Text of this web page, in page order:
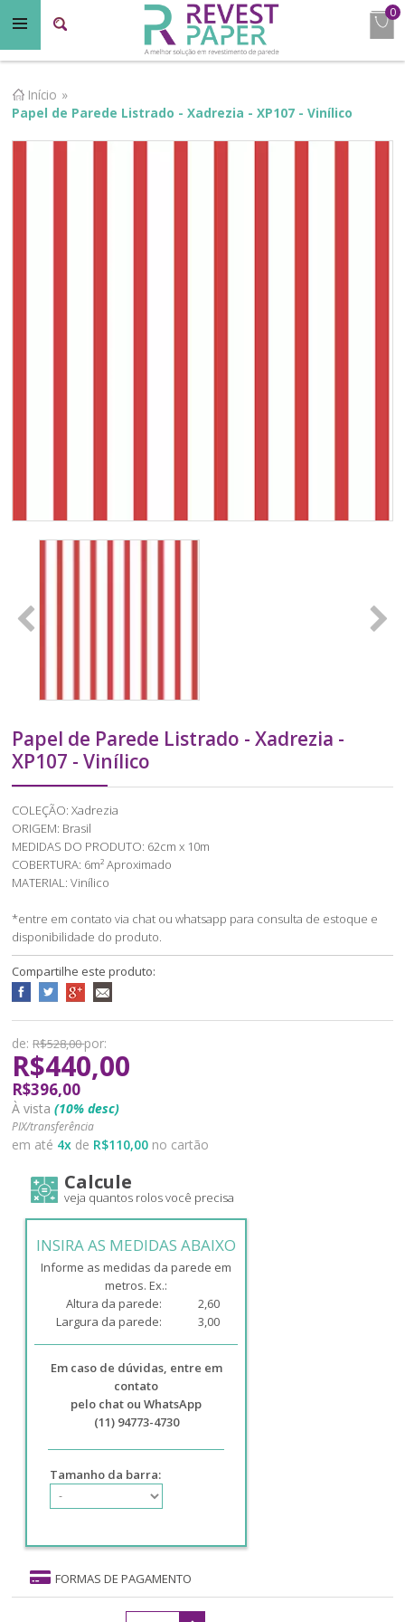
0
Início »
Papel de Parede Listrado - Xadrezia - XP107 - Vinílico
Papel de Parede Listrado - Xadrezia -
XP107 - Vinílico
COLEÇÃO: Xadrezia
ORIGEM: Brasil
MEDIDAS DO PRODUTO: 62cm x 10m
COBERTURA: 6m² Aproximado
MATERIAL: Vinílico
*entre em contato via chat ou whatsapp para consulta de estoque e
disponibilidade do produto.
Compartilhe este produto:
de: R$528,00por:
R$440,00
R$396,00
À vista (10% desc)
PIX/transferência
em até 4x de R$110,00 no cartão
Calcule
veja quantos rolos você precisa
INSIRA AS MEDIDAS ABAIXO
Informe as medidas da parede em
metros. Ex.:
Altura da parede:
2,60
Largura da parede:
3,00
Em caso de dúvidas, entre em
contato
pelo chat ou WhatsApp
(11) 94773-4730
Tamanho da barra:
FORMAS DE PAGAMENTO